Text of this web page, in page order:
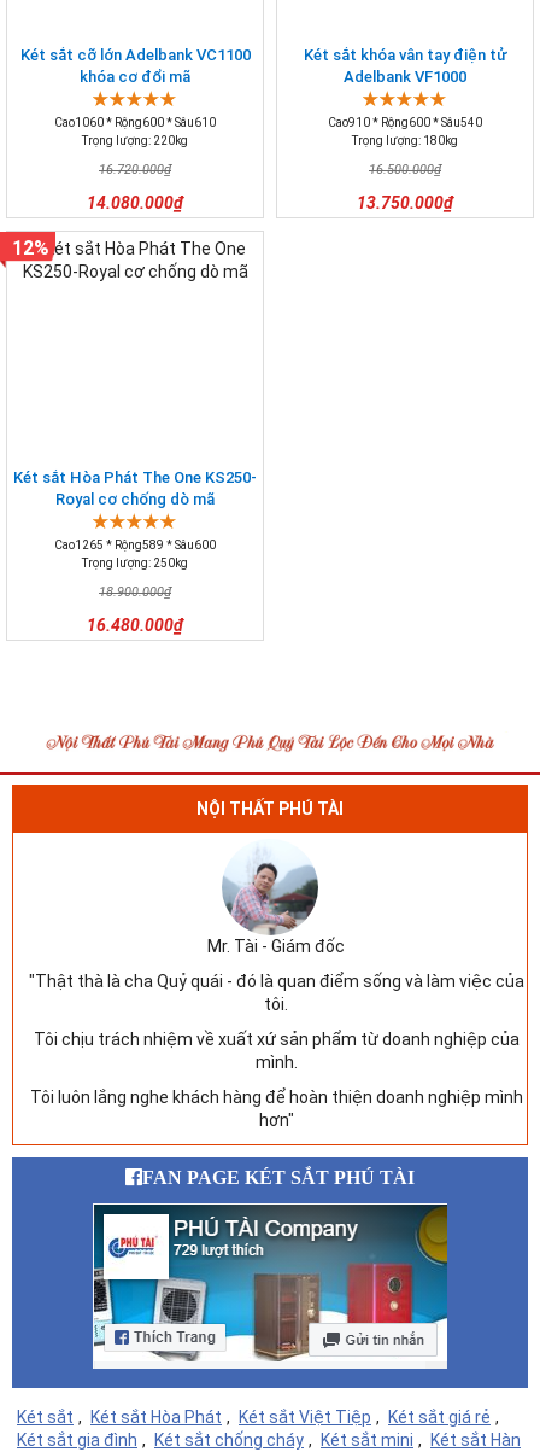
Két sắt cỡ lớn Adelbank VC1100
khóa cơ đổi mã
Cao1060 * Rộng600 * Sâu610
Trọng lượng: 220kg
16.720.000₫
14.080.000₫
Két sắt khóa vân tay điện tử
Adelbank VF1000
Cao910 * Rộng600 * Sâu540
Trọng lượng: 180kg
16.500.000₫
13.750.000₫
Két sắt Hòa Phát The One KS250-
Royal cơ chống dò mã
Cao1265 * Rộng589 * Sâu600
Trọng lượng: 250kg
18.900.000₫
16.480.000₫
12%
NỘI THẤT PHÚ TÀI
Mr. Tài - Giám đốc
"Thật thà là cha Quỷ quái - đó là quan điểm sống và làm việc của
tôi.
Tôi chịu trách nhiệm về xuất xứ sản phẩm từ doanh nghiệp của
mình.
Tôi luôn lắng nghe khách hàng để hoàn thiện doanh nghiệp mình
hơn"
FAN PAGE KÉT SẮT PHÚ TÀI
Két sắt , Két sắt Hòa Phát , Két sắt Việt Tiệp , Két sắt giá rẻ ,
Két sắt gia đình , Két sắt chống cháy , Két sắt mini ,
Két sắt Hàn